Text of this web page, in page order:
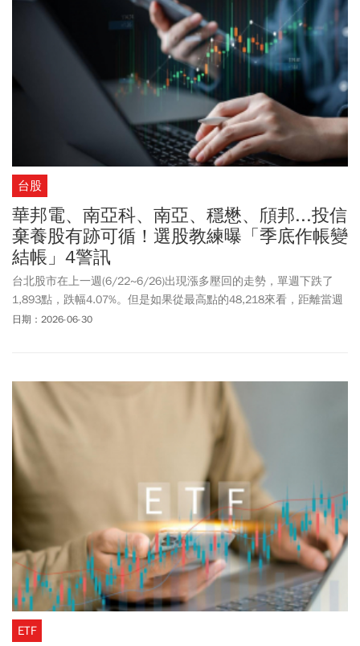
台股
華邦電、南亞科、南亞、穩懋、頎邦...投信
棄養股有跡可循！選股教練曝「季底作帳變
結帳」4警訊
台北股市在上一週(6/22~6/26)出現漲多壓回的走勢，單週下跌了
1,893點，跌幅4.07%。但是如果從最高點的48,218來看，距離當週
最低點44,454，跌點高達3,764點，幾乎多了將近一倍之多。會有如
日期：2026-06-30
ETF